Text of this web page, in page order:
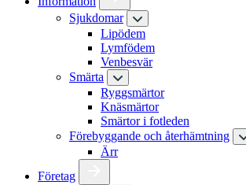
Sjukdomar
Lipödem
Lymfödem
Venbesvär
Smärta
Ryggsmärtor
Knäsmärtor
Smärtor i fotleden
Förebyggande och återhämtning
Ärr
Företag